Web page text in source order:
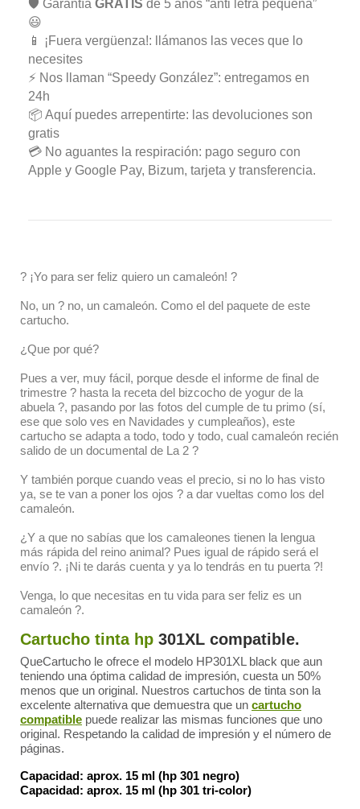
🛡️ Garantía GRATIS de 5 años “anti letra pequeña”
😃
📱 ¡Fuera vergüenza!: llámanos las veces que lo
necesites
⚡ Nos llaman “Speedy González”: entregamos en
24h
📦 Aquí puedes arrepentirte: las devoluciones son
gratis
💳 No aguantes la respiración: pago seguro con
Apple y Google Pay, Bizum, tarjeta y transferencia.
? ¡Yo para ser feliz quiero un camaleón! ?
No, un ? no, un camaleón. Como el del paquete de este
cartucho.
¿Que por qué?
Pues a ver, muy fácil, porque desde el informe de final de
trimestre ? hasta la receta del bizcocho de yogur de la
abuela ?, pasando por las fotos del cumple de tu primo (sí,
ese que solo ves en Navidades y cumpleaños), este
cartucho se adapta a todo, todo y todo, cual camaleón recién
salido de un documental de La 2 ?
Y también porque cuando veas el precio, si no lo has visto
ya, se te van a poner los ojos ? a dar vueltas como los del
camaleón.
¿Y a que no sabías que los camaleones tienen la lengua
más rápida del reino animal? Pues igual de rápido será el
envío ?. ¡Ni te darás cuenta y ya lo tendrás en tu puerta ?!
Venga, lo que necesitas en tu vida para ser feliz es un
camaleón ?.
Cartucho tinta hp 301XL compatible.
QueCartucho le ofrece el modelo HP301XL black que aun
teniendo una óptima calidad de impresión, cuesta un 50%
menos que un original. Nuestros cartuchos de tinta son la
excelente alternativa que demuestra que un cartucho
compatible puede realizar las mismas funciones que uno
original. Respetando la calidad de impresión y el número de
páginas.
Capacidad: aprox. 15 ml (hp 301 negro)
Capacidad: aprox. 15 ml (hp 301 tri-color)